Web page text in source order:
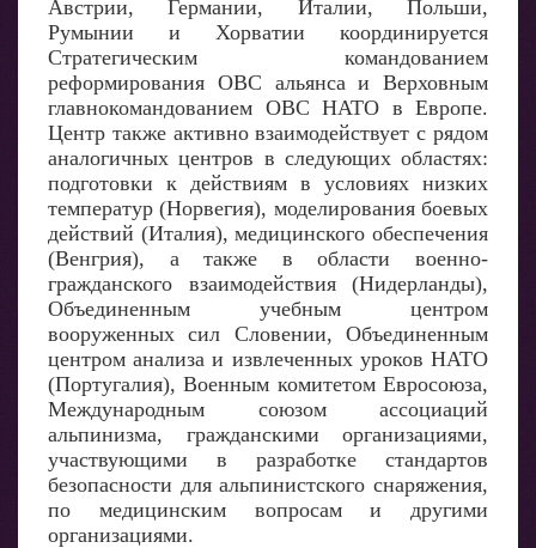
Австрии, Германии, Италии, Польши,
Румынии и Хорватии координируется
Стратегическим командованием
реформирования ОВС альянса и Верховным
главнокомандованием ОВС НАТО в Европе.
Центр также активно взаимодействует с рядом
аналогичных центров в следующих областях:
подготовки к действиям в условиях низких
температур (Норвегия), моделирования боевых
действий (Италия), медицинского обеспечения
(Венгрия), а также в области военно-
гражданского взаимодействия (Нидерланды),
Объединенным учебным центром
вооруженных сил Словении, Объединенным
центром анализа и извлеченных уроков НАТО
(Португалия), Военным комитетом Евросоюза,
Международным союзом ассоциаций
альпинизма, гражданскими организациями,
участвующими в разработке стандартов
безопасности для альпинистского снаряжения,
по медицинским вопросам и другими
организациями.